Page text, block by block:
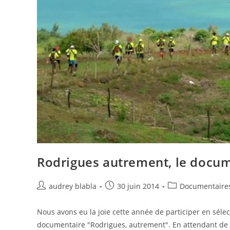
Rodrigues autrement, le
Auteur/autrice
publication :
audrey blabla
Post30 juin 2014
Post
Nous avons eu la joie cette année de participer en
documentaire "Rodrigues, autrement". En attendant